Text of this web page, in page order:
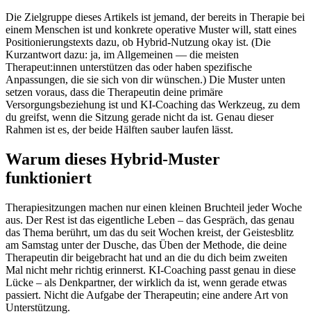
Die Zielgruppe dieses Artikels ist jemand, der bereits in Therapie bei
einem Menschen ist und konkrete operative Muster will, statt eines
Positionierungstexts dazu, ob Hybrid-Nutzung okay ist. (Die
Kurzantwort dazu: ja, im Allgemeinen — die meisten
Therapeut:innen unterstützen das oder haben spezifische
Anpassungen, die sie sich von dir wünschen.) Die Muster unten
setzen voraus, dass die Therapeutin deine primäre
Versorgungsbeziehung ist und KI-Coaching das Werkzeug, zu dem
du greifst, wenn die Sitzung gerade nicht da ist. Genau dieser
Rahmen ist es, der beide Hälften sauber laufen lässt.
Warum dieses Hybrid-Muster
funktioniert
Therapiesitzungen machen nur einen kleinen Bruchteil jeder Woche
aus. Der Rest ist das eigentliche Leben – das Gespräch, das genau
das Thema berührt, um das du seit Wochen kreist, der Geistesblitz
am Samstag unter der Dusche, das Üben der Methode, die deine
Therapeutin dir beigebracht hat und an die du dich beim zweiten
Mal nicht mehr richtig erinnerst. KI-Coaching passt genau in diese
Lücke – als Denkpartner, der wirklich da ist, wenn gerade etwas
passiert. Nicht die Aufgabe der Therapeutin; eine andere Art von
Unterstützung.